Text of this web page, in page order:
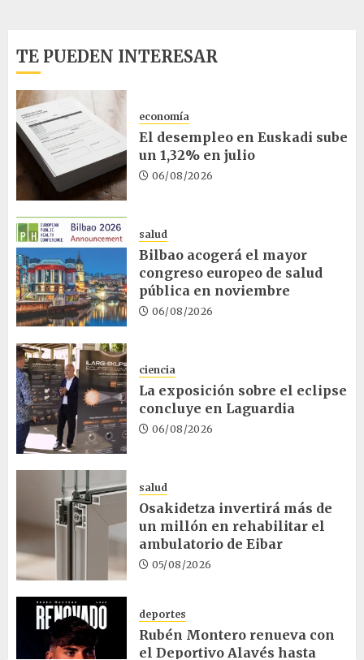
TE PUEDEN INTERESAR
economía
El desempleo en Euskadi sube
un 1,32% en julio
06/08/2026
salud
Bilbao acogerá el mayor
congreso europeo de salud
pública en noviembre
06/08/2026
ciencia
La exposición sobre el eclipse
concluye en Laguardia
06/08/2026
salud
Osakidetza invertirá más de
un millón en rehabilitar el
ambulatorio de Eibar
05/08/2026
deportes
Rubén Montero renueva con
el Deportivo Alavés hasta